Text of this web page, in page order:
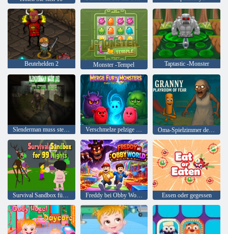
Beutehelden 2 Monster -Tempel Taptastic -Monster
Slenderman muss sterben: Industrieabfall Verschmelze pelzige Monster Oma-Spielzimmer der Angst
Survival Sandbox für 99 Nächte Freddy bei Obby World Essen oder gegessen